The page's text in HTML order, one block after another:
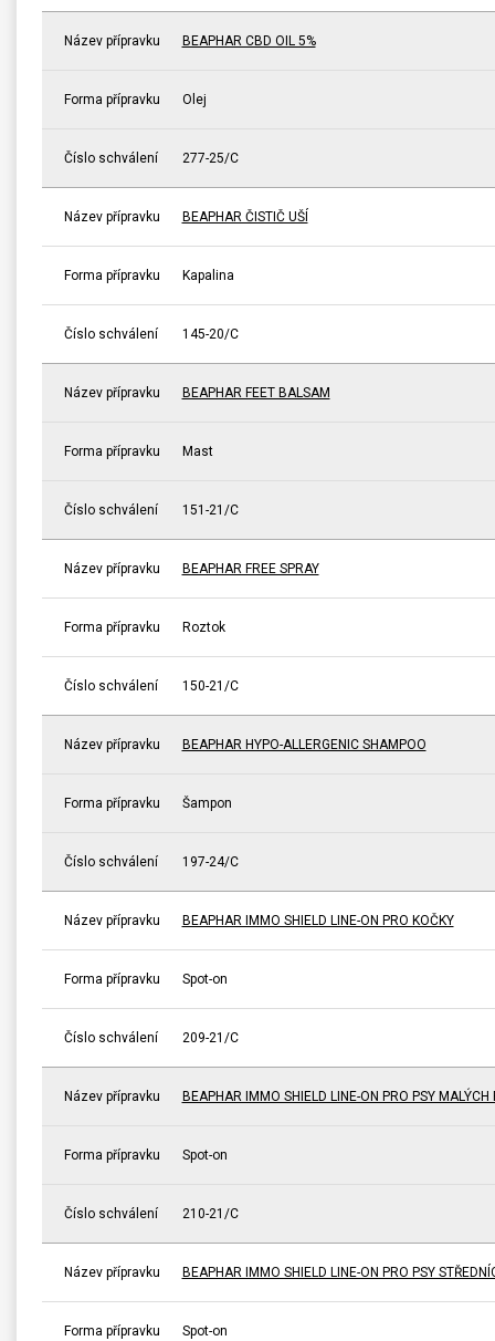
Název přípravku BEAPHAR CBD OIL 5%
Forma přípravku Olej
Číslo schválení 277-25/C
Název přípravku BEAPHAR ČISTIČ UŠÍ
Forma přípravku Kapalina
Číslo schválení 145-20/C
Název přípravku BEAPHAR FEET BALSAM
Forma přípravku Mast
Číslo schválení 151-21/C
Název přípravku BEAPHAR FREE SPRAY
Forma přípravku Roztok
Číslo schválení 150-21/C
Název přípravku BEAPHAR HYPO-ALLERGENIC SHAMPOO
Forma přípravku Šampon
Číslo schválení 197-24/C
Název přípravku BEAPHAR IMMO SHIELD LINE-ON PRO KOČKY
Forma přípravku Spot-on
Číslo schválení 209-21/C
Název přípravku BEAPHAR IMMO SHIELD LINE-ON PRO PSY MALÝCH
Forma přípravku Spot-on
Číslo schválení 210-21/C
Název přípravku BEAPHAR IMMO SHIELD LINE-ON PRO PSY
Forma přípravku Spot-on